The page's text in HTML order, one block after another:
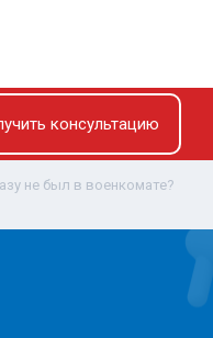
консультацию
не был в военкомате?